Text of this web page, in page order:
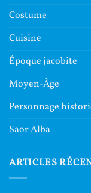
Costume
Cuisine
Époque jacobite
Moyen-Âge
Personnage
Saor Alba
ARTICLES